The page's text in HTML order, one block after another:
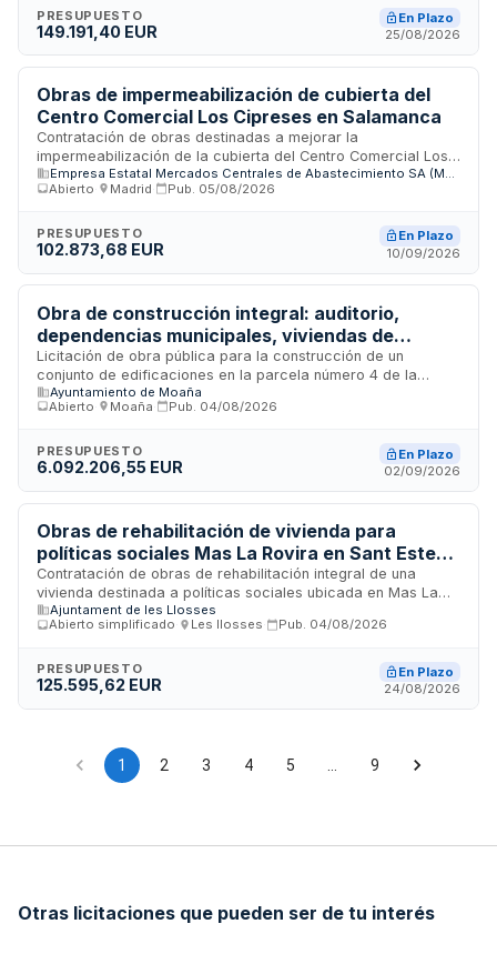
conforme a la Ley de Contratos del Sector Público. Las
obras se ejecutarán conforme al proyecto técnico
especificado y a las condiciones establecidas en el pliego
de prescripciones técnicas.
PRESUPUESTO
149.191,40 EUR
En Plazo
25/08/2026
Obras de impermeabilización de cubierta del
Centro Comercial Los Cipreses en Salamanca
Contratación de obras destinadas a mejorar la
impermeabilización de la cubierta del Centro Comercial Los
Cipreses ubicado en Salamanca. MERCASA requiere
empresas especializadas en trabajos de impermeabilización
características. La ejecución incluye asignación de personal
técnico cualificado, medios auxiliares y garantía de
la obra.
Empresa Estatal Mercados Centrales de Abastecimiento SA (MERCASA)
Abierto
Madrid Pub. 05/08/2026
PRESUPUESTO
102.873,68 EUR
En Plazo
10/09/2026
Obra de construcción integral: auditorio,
dependencias municipales, viviendas de
alquiler social, garajes y trasteros en Moaña
Licitación de obra pública para la construcción de un
conjunto de edificaciones en la parcela número 4 de la
equidistribución de Sisalde en Moaña. El proyecto
comprende la edificación de un auditorio municipal,
al alquiler social, garajes y trasteros. Se trata de una obra de
envergadura orientada a dotaciones públicas y vivienda de
consta en el registro oficial de contratos.
Ayuntamiento de Moaña
Abierto
Moaña Pub. 04/08/2026
PRESUPUESTO
6.092.206,55 EUR
En Plazo
02/09/2026
Obras de rehabilitación de vivienda para
políticas sociales Mas La Rovira en Sant Esteve
de Vallespirans - Ajuntament de les Llosses
Contratación de obras de rehabilitación integral de una
vivienda destinada a políticas sociales ubicada en Mas La
Rovira, Sant Esteve de Vallespirans. El Ajuntament de les
Llosses licita mediante procedimiento abierto simplificado la
de fontanería, climatización y electricidad. El proyecto
técnico ha sido aprobado por el Pleno municipal y financiado
con fondos propios. La duración estimada de ejecución es
Ajuntament de les Llosses
Abierto simplificado
Les llosses Pub. 04/08/2026
PRESUPUESTO
125.595,62 EUR
En Plazo
24/08/2026
1 2 3 4 5 9
Otras licitaciones que pueden ser de tu interés